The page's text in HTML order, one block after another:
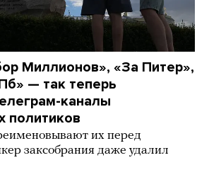
Миллионов», «За Питер»,
— так теперь
каналы
политиков
их перед
заксобрания даже удалил